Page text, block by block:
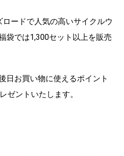
ードで人気の高いサイクルウ
袋では1,300セット以上を販売
日お買い物に使えるポイント
ゼントいたします。